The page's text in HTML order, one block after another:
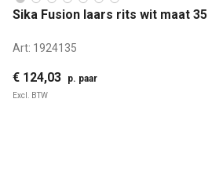
Sika Fusion laars rits wit maat 35
Art: 1924135
€ 124,03 p. paar
Excl. BTW